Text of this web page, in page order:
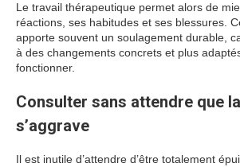
Le travail thérapeutique permet alors de
réactions, ses habitudes et ses blessures.
apporte souvent un soulagement durable,
à des changements concrets et plus
fonctionner.
Consulter sans attendre que
s’aggrave
Il est inutile d’attendre d’être totalement